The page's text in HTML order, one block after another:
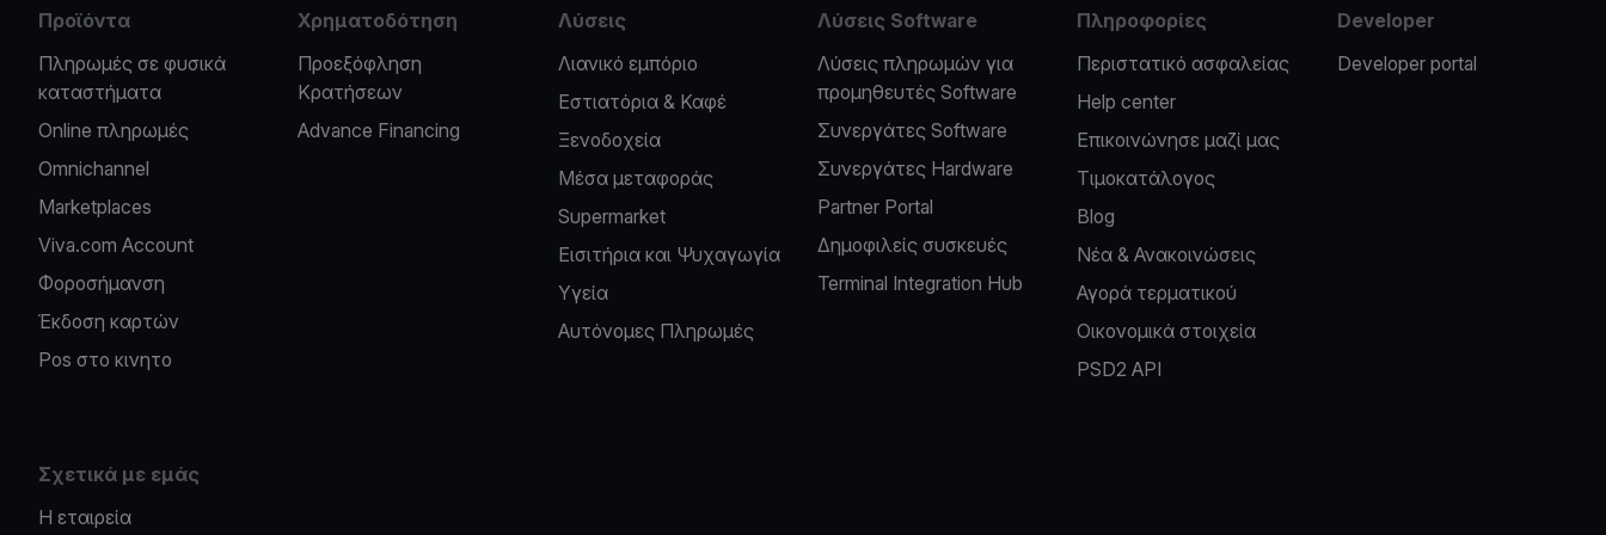
Προϊόντα
Πληρωμές σε φυσικά
καταστήματα
Online πληρωμές
Omnichannel
Marketplaces
Viva.com Account
Φοροσήμανση
Έκδοση καρτών
Pos στο κινητο
Χρηματοδότηση
Προεξόφληση
Κρατήσεων
Advance Financing
Λύσεις
Λιανικό εμπόριο
Εστιατόρια & Καφέ
Ξενοδοχεία
Μέσα μεταφοράς
Supermarket
Εισιτήρια και Ψυχαγωγία
Υγεία
Αυτόνομες Πληρωμές
Λύσεις Software
Λύσεις πληρωμών για
προμηθευτές Software
Συνεργάτες Software
Συνεργάτες Hardware
Partner Portal
Δημοφιλείς συσκευές
Terminal Integration Hub
Πληροφορίες
Περιστατικό ασφαλείας
Help center
Επικοινώνησε μαζί μας
Τιμοκατάλογος
Blog
Νέα & Ανακοινώσεις
Αγορά τερματικού
Οικονομικά στοιχεία
PSD2 API
Developer
Developer portal
Σχετικά με εμάς
Η εταιρεία